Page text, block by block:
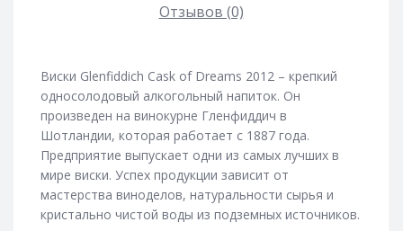
Отзывов (0)
Виски Glenfiddich Cask of Dreams 2012 – крепкий
односолодовый алкогольный напиток. Он
произведен на винокурне Гленфиддич в
Шотландии, которая работает с 1887 года.
Предприятие выпускает одни из самых лучших в
мире виски. Успех продукции зависит от
мастерства виноделов, натуральности сырья и
кристально чистой воды из подземных источников.